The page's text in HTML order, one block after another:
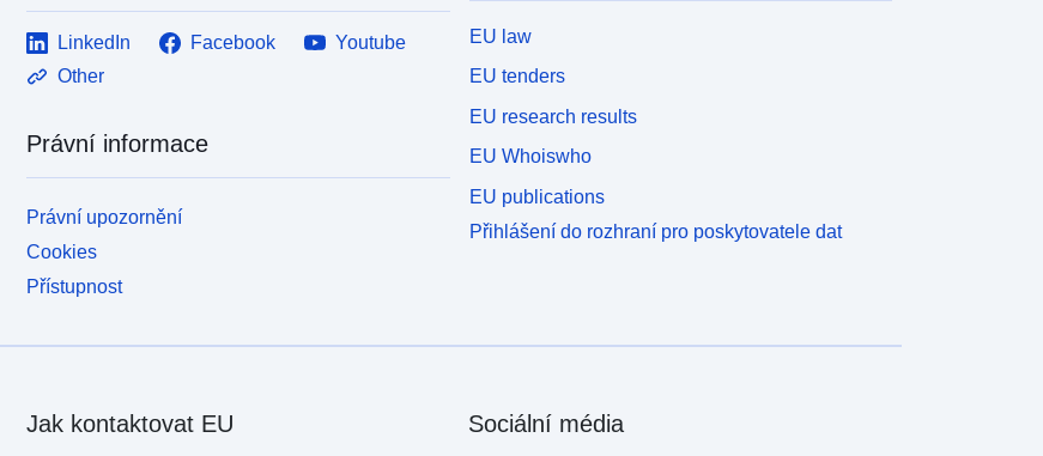
LinkedIn Facebook
Youtube
Other
Právní informace
Právní upozornění
Cookies
Přístupnost
EU law
EU tenders
EU research results
EU Whoiswho
EU publications
Přihlášení do rozhraní pro poskytovatele dat
Jak kontaktovat EU Sociální média